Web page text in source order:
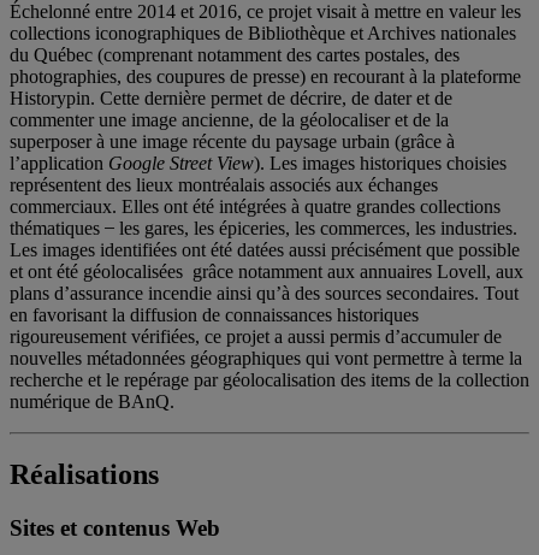
Échelonné entre 2014 et 2016, ce projet visait à mettre en valeur les
collections iconographiques de Bibliothèque et Archives nationales
du Québec (comprenant notamment des cartes postales, des
photographies, des coupures de presse) en recourant à la plateforme
Historypin. Cette dernière permet de décrire, de dater et de
commenter une image ancienne, de la géolocaliser et de la
superposer à une image récente du paysage urbain (grâce à
l’application Google Street View). Les images historiques choisies
représentent des lieux montréalais associés aux échanges
commerciaux. Elles ont été intégrées à quatre grandes collections
thématiques ̶ les gares, les épiceries, les commerces, les industries.
Les images identifiées ont été datées aussi précisément que possible
et ont été géolocalisées grâce notamment aux annuaires Lovell, aux
plans d’assurance incendie ainsi qu’à des sources secondaires. Tout
en favorisant la diffusion de connaissances historiques
rigoureusement vérifiées, ce projet a aussi permis d’accumuler de
nouvelles métadonnées géographiques qui vont permettre à terme la
recherche et le repérage par géolocalisation des items de la collection
numérique de BAnQ.
Réalisations
Sites et contenus Web